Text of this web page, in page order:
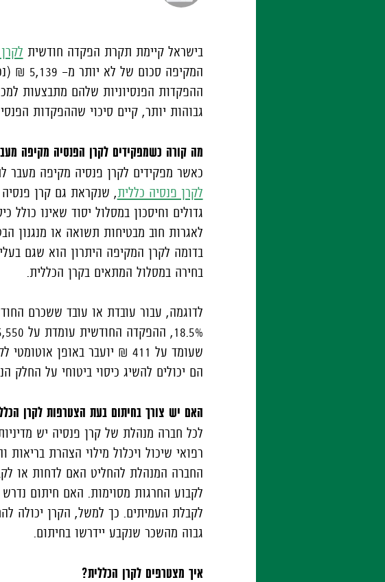
בישראל קיימת תקרת הפקדה חודשית
ההפקדות הפנסיוניות שלהם מתבצעות
גבוהות יותר, קיים סיכוי שההפקדות
מה קורה כשמפקידים לקרן הפנסיה מקיפה
כאשר מפקידים לקרן פנסיה מקיפה מעבר
לקרן פנסיה כללית, שנקראת גם קרן
גדולים וחיסכון במסלול יסוד שאינו
לאגרות חוב מבטיחות תשואה או מנגנון
בדומה לקרן המקיפה היתרון הוא שגם
בחירה במסלול המתאים בקרן הכללית.
שעומד על 411 ₪ יועבר
הם יכולים להשיג כיסוי ביטוחי על החלק
האם יש צורך בחיתום בעת הצטרפות לקרן
לכל חברה מנהלת של קרן פנסיה יש
רפואי שיכול ויכלול מילוי הצהרת
החברה המנהלת להחליט האם לדחות או
לקבוע החרגות מסוימות. האם חיתום
לקבלת העמיתים. כך למשל, הקרן יכולה
גבוה מהשכר שנקבע יידרשו בחיתום.
איך מצטרפים לקרן הכללית?